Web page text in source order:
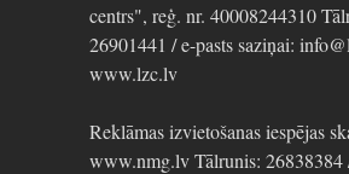
centrs", reģ. nr. 40008244310
26901441 / e-pasts saziņai:
www.lzc.lv
Reklāmas izvietošanas iespējas
www.nmg.lv Tālrunis: 26838384